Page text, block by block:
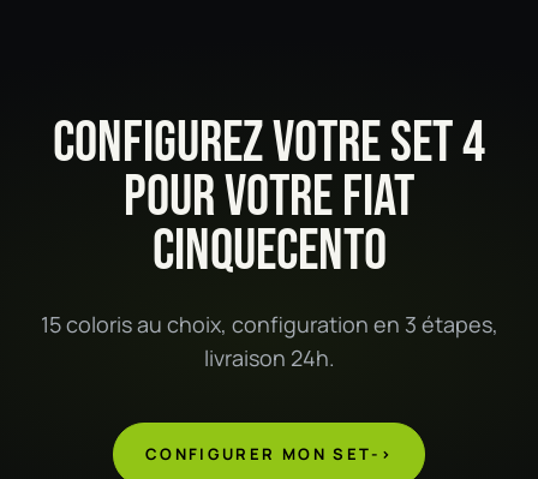
CONFIGUREZ VOTRE SET 4
POUR VOTRE FIAT
CINQUECENTO
15 coloris au choix, configuration en 3 étapes,
livraison 24h.
CONFIGURER MON SET->